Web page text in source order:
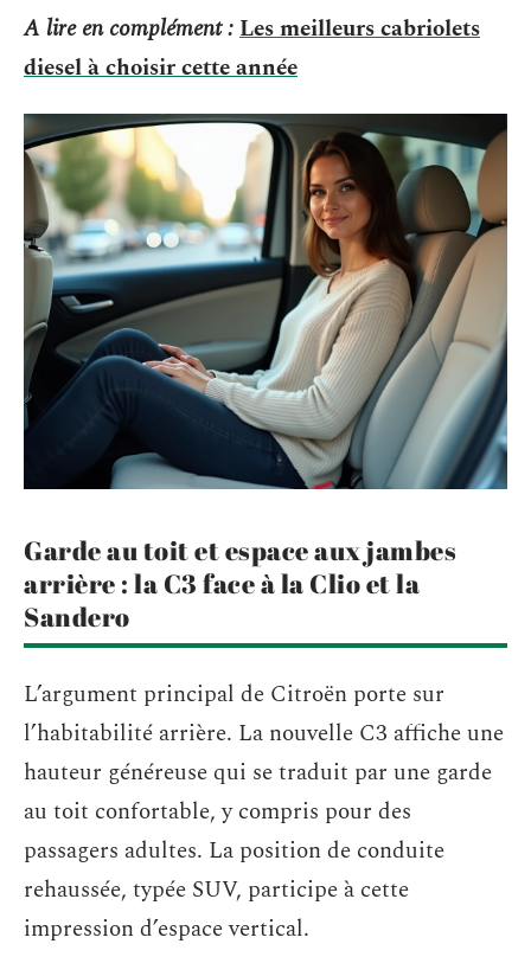
A lire en complément :Les meilleurs cabriolets
diesel à choisir cette année
Garde au toit et espace aux jambes
arrière : la C3 face à la Clio et la
Sandero
L’argument principal de Citroën porte sur
l’habitabilité arrière. La nouvelle C3 affiche une
hauteur généreuse qui se traduit par une garde
au toit confortable, y compris pour des
passagers adultes. La position de conduite
rehaussée, typée SUV, participe à cette
impression d’espace vertical.